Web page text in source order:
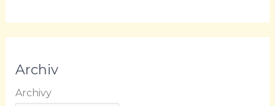
Archiv
Archivy